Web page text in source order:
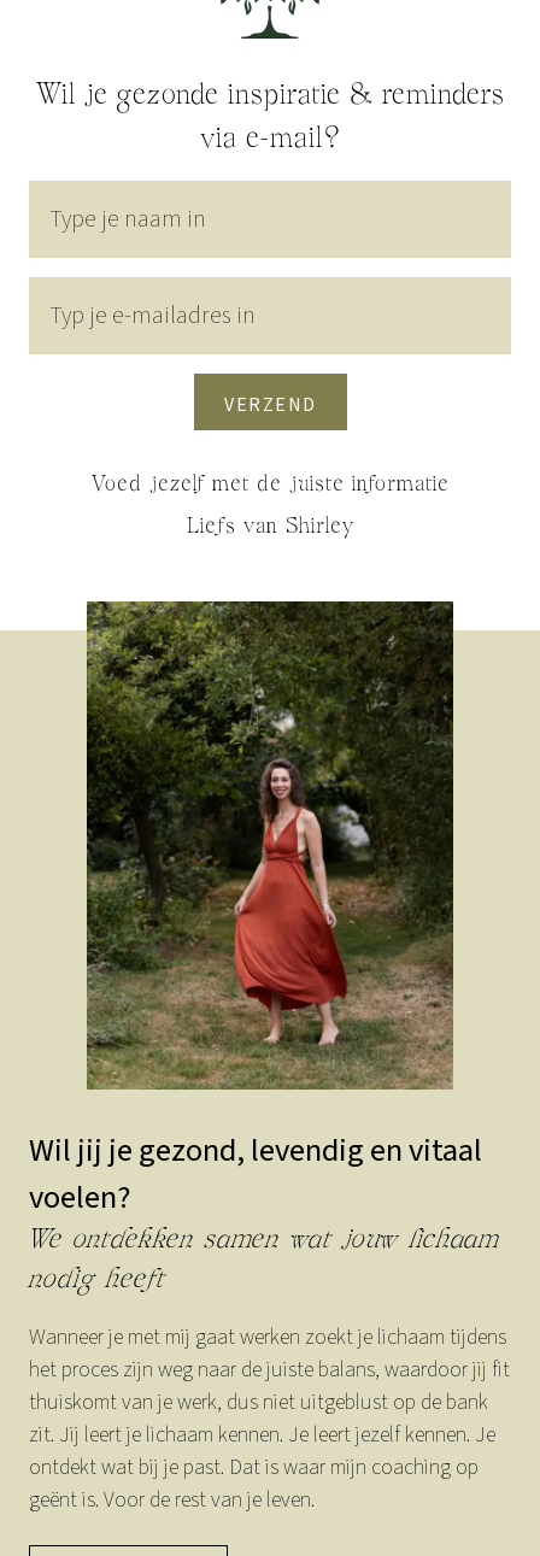
Wil je gezonde inspiratie & reminders
via e-mail?
VERZEND
Voed jezelf met de juiste informatie
Liefs van Shirley
Wil jij je gezond, levendig en vitaal
voelen?
We ontdekken samen wat jouw lichaam
nodig heeft
Wanneer je met mij gaat werken zoekt je lichaam tijdens
het proces zijn weg naar de juiste balans, waardoor jij fit
thuiskomt van je werk, dus niet uitgeblust op de bank
zit. Jij leert je lichaam kennen. Je leert jezelf kennen. Je
ontdekt wat bij je past. Dat is waar mijn coaching op
geënt is. Voor de rest van je leven.